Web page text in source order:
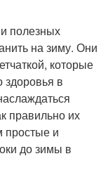
полезных
на зиму. Они
которые
в
правильно их
простые и
до зимы в